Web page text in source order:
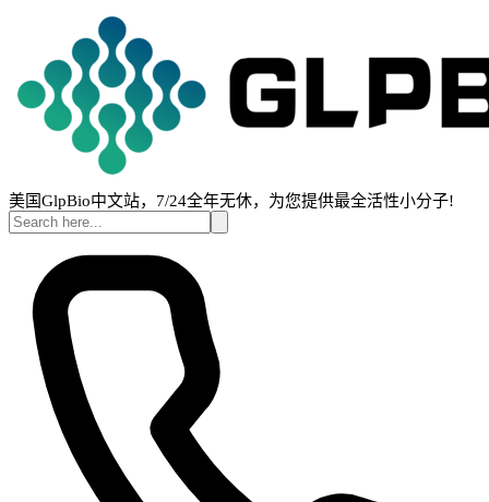
美国GlpBio中文站，7/24全年无休，为您提供最全活性小分子!